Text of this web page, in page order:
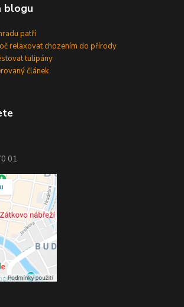
blogu
patří
relaxovat chozením do přírody
tulipány
článek
01